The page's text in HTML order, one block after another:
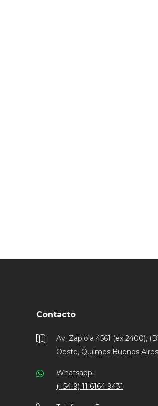
Contacto
Av. Zapiola 4561 (ex 2400),
Oeste, Quilmes Buenos
Whatsapp:
(+54 9) 11 6164 9431